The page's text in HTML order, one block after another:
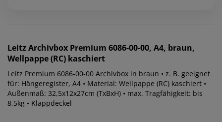
LeitzArchivbox Premium 6086-00-00, A4, braun,
Wellpappe (RC) kaschiert
Leitz Premium 6086-00-00 Archivbox in braun • z. B. geeignet
für: Hängeregister, A4 • Material: Wellpappe (RC) kaschiert •
Außenmaß: 32,5x12x27cm (TxBxH) • max. Tragfähigkeit: bis
8,5kg • Klappdeckel